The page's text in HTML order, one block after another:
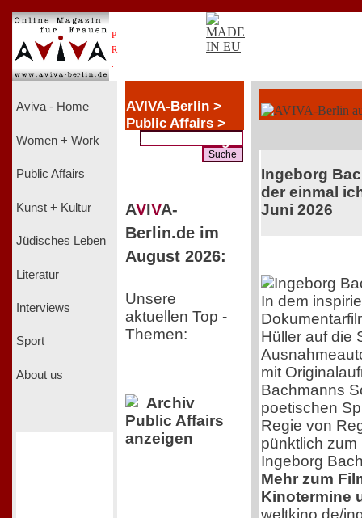
P
R
Aviva - Home
Women + Work
Public Affairs
Kunst + Kultur
Jüdisches Leben
Literatur
Interviews
Sport
About us
AVIVA-Berlin >
Public Affairs >
Diskriminierung
AVIVA-
Berlin.de im
August 2026:
Unsere
aktuellen Top -
Themen:
Archiv
Public Affairs
anzeigen
Ingeborg
der einmal
Juni 2026
In dem
Hüller auf die
mit
Bachmanns
poetischen
Regie von
pünktlich
Ingeborg
Mehr zum
Kinotermine
weltkino.de/